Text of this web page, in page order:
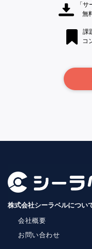
「
無
課
コ
株式会社シーラベルについ
会社概要
お問い合わせ